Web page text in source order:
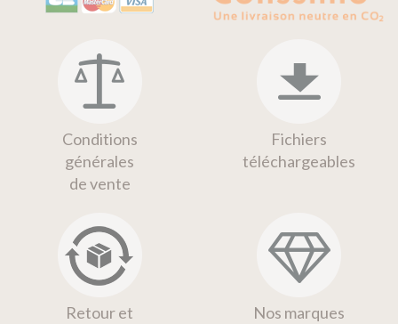
Conditions
générales
de vente
Fichiers
téléchargeables
Retour et
Nos marques